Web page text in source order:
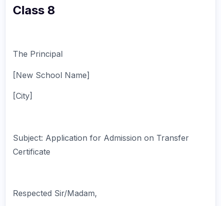
Class 8
The Principal
[New School Name]
[City]
Subject: Application for Admission on Transfer
Certificate
Respected Sir/Madam,